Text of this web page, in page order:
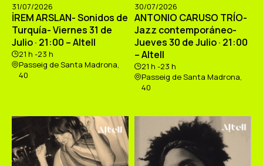
31/07/2026
İREM ARSLAN- Sonidos de
Turquía- Viernes 31 de
Julio · 21:00 – Altell
21 h -23 h
Passeig de Santa Madrona,
40
30/07/2026
ANTONIO CARUSO TRÍO-
Jazz contemporáneo-
Jueves 30 de Julio · 21:00
– Altell
21 h -23 h
Passeig de Santa Madrona,
40